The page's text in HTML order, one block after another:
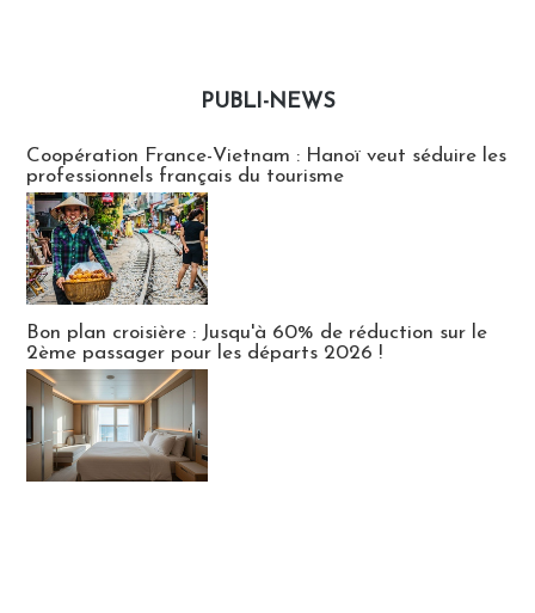
PUBLI-NEWS
Coopération France-Vietnam : Hanoï veut séduire les
professionnels français du tourisme
Bon plan croisière : Jusqu'à 60% de réduction sur le
2ème passager pour les départs 2026 !